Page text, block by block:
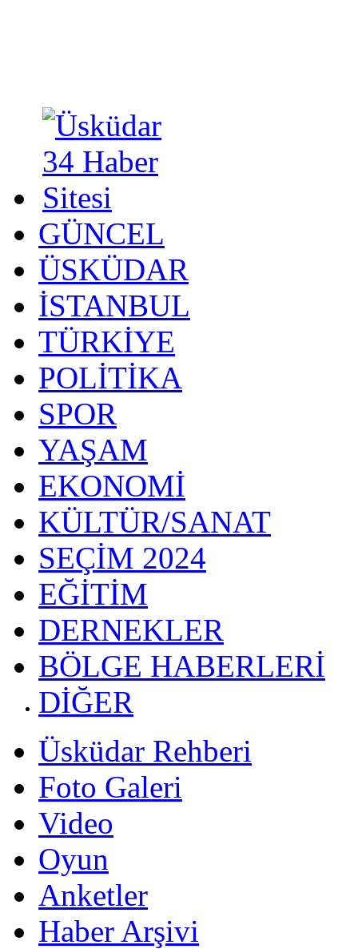
GÜNCEL
ÜSKÜDAR
İSTANBUL
TÜRKİYE
POLİTİKA
SPOR
YAŞAM
EKONOMİ
KÜLTÜR/SANAT
SEÇİM 2024
EĞİTİM
DERNEKLER
BÖLGE HABERLERİ
DİĞER
Üsküdar Rehberi
Foto Galeri
Video
Oyun
Anketler
Haber Arşivi